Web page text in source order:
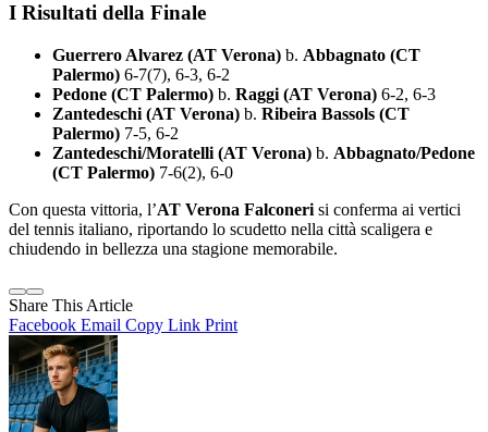
I Risultati della Finale
Guerrero Alvarez (AT Verona) b. Abbagnato (CT
Palermo) 6-7(7), 6-3, 6-2
Pedone (CT Palermo) b. Raggi (AT Verona) 6-2, 6-3
Zantedeschi (AT Verona) b. Ribeira Bassols (CT
Palermo) 7-5, 6-2
Zantedeschi/Moratelli (AT Verona) b. Abbagnato/Pedone
(CT Palermo) 7-6(2), 6-0
Con questa vittoria, l’AT Verona Falconeri si conferma ai vertici
del tennis italiano, riportando lo scudetto nella città scaligera e
chiudendo in bellezza una stagione memorabile.
Share This Article
Facebook Email Copy Link Print